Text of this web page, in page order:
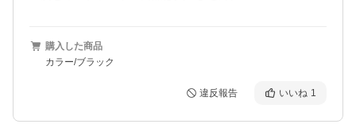
購入した商品
カラー/ブラック
違反報告 いいね 1